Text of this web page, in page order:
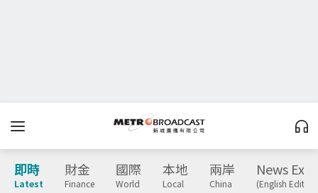
即時
Latest
財金
Finance
國際
World
本地
Local
兩岸
China
News
(English